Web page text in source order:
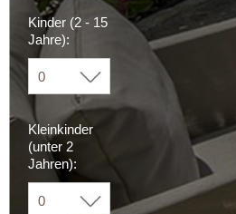
Kinder (2 - 15
Jahre):
Kleinkinder
(unter 2
Jahren):